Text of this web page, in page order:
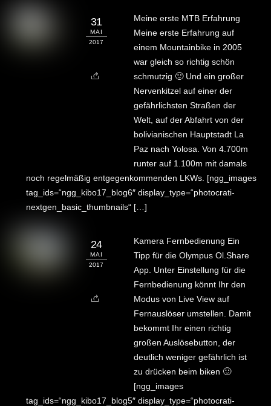
31
MAI
2017
Meine erste MTB Erfahrung
Meine erste Erfahrung auf
einem Mountainbike in 2005
war gleich so richtig schön
schmutzig 🙂 Und ein großer
Nervenkitzel auf einer der
gefährlichsten Straßen der
Welt, auf der Abfahrt von der
bolivianischen Hauptstadt La
Paz nach Yolosa. Von 4.700m
runter auf 1.100m mit damals
noch regelmäßig entgegenkommenden LKWs. [ngg_images
tag_ids=“ngg_kibo17_blog6″ display_type=“photocrati-
nextgen_basic_thumbnails“ […]
24
MAI
2017
Kamera Fernbedienung Ein
Tipp für die Olympus Ol.Share
App. Unter Einstellung für die
Fernbedienung könnt Ihr den
Modus von Live View auf
Fernauslöser umstellen. Damit
bekommt Ihr einen richtig
großen Auslösebutton, der
deutlich weniger gefährlich ist
zu drücken beim biken 🙂
[ngg_images
tag_ids=“ngg_kibo17_blog5″ display_type=“photocrati-